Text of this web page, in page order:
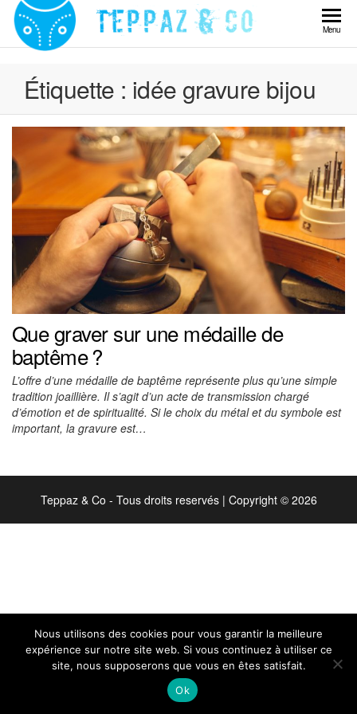
Skip
content
Teppaz
Menu
Étiquette : idée gravure bijou
Que graver sur une médaille de
baptême ?
L’offre d’une médaille de baptême représente plus qu’une simple
tradition joaillière. Il s’agit d’un acte de transmission chargé
d’émotion et de spiritualité. Si le choix du métal et du symbole est
important, la gravure est…
Teppaz & Co - Tous droits reservés | Copyright © 2026
Nous utilisons des cookies pour vous garantir la meilleure
expérience sur notre site web. Si vous continuez à utiliser ce
site, nous supposerons que vous en êtes satisfait.
Ok